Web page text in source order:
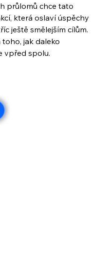
průlomů chce tato
která oslaví úspěchy
ještě smělejším cílům.
jak daleko
vpřed spolu.